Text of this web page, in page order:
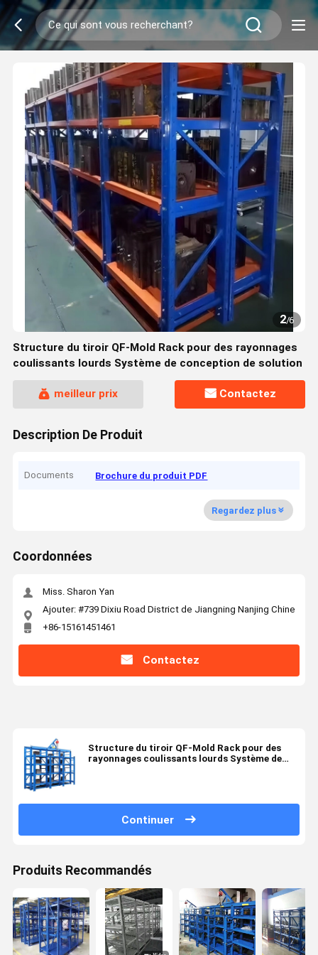
2/6
Structure du tiroir QF-Mold Rack pour des rayonnages
coulissants lourds Système de conception de solution
meilleur prix Contactez
Description De Produit
Documents Brochure du produit PDF
Regardez plus
Coordonnées
Miss. Sharon Yan
Ajouter: #739 Dixiu Road District de Jiangning Nanjing Chine
+86-15161451461
Contactez
Structure du tiroir QF-Mold Rack pour des
rayonnages coulissants lourds Système de
Continuer
Produits Recommandés